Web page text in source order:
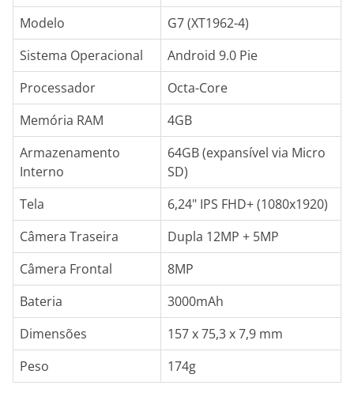
Modelo
G7 (XT1962-4)
Sistema Operacional
Android 9.0 Pie
Processador
Octa-Core
Memória RAM
4GB
Armazenamento
Interno
64GB (expansível via Micro
SD)
Tela
6,24" IPS FHD+ (1080x1920)
Câmera Traseira
Dupla 12MP + 5MP
Câmera Frontal
8MP
Bateria
3000mAh
Dimensões
157 x 75,3 x 7,9 mm
Peso
174g